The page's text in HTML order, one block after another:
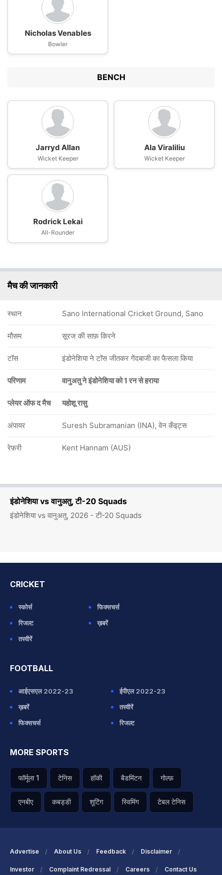
इंडोनेशिया vs वानुअतु, टी-20 Squads
इंडोनेशिया vs वानुअतु, 2026 - टी-20 Squads
Nicholas Venables
Bowler
BENCH
Jarryd Allan
Wicket Keeper
Ala Viraliliu
Wicket Keeper
Rodrick Lekai
All-Rounder
मैच की जानकारी
स्थान Sano International Cricket Ground, Sano
मौसम सूरज की साफ़ किरने
टॉस इंडोनेशिया ने टॉस जीतकर गेंदबाजी का फैसला किया
परिणाम वानुअतु ने इंडोनेशिया को 1 रन से हराया
प्लेयर ऑफ द मैच यहोशू रासु
अंपायर Suresh Subramanian (INA), वेन कँइट्स
रेफ़री Kent Hannam (AUS)
CRICKET
स्कोर्स
फिक्सचर्स
रिजल्ट
ख़बरें
तस्वीरें
FOOTBALL
आईएसएल 2022-23
ईपीएल 2022-23
ख़बरें
तस्वीरें
फिक्सचर्स
रिजल्ट
MORE SPORTS
फॉर्मूला 1 टेनिस हॉकी बैडमिंटन गोल्फ़
एनबीए कबड्डी शूटिंग स्विमिंग टेबल टेनिस
Advertise About Us Feedback Disclaimer
Investor Complaint Redressal Careers Contact Us